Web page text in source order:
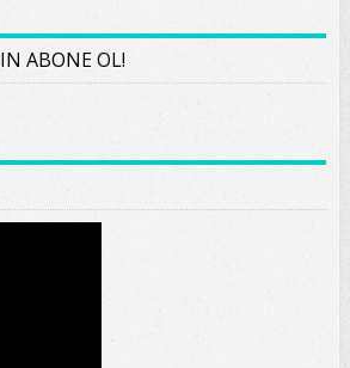
ABONE OL!